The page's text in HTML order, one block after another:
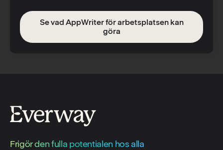
Se vad AppWriter för arbetsplatsen kan
göra
Frigör den fulla potentialen hos alla